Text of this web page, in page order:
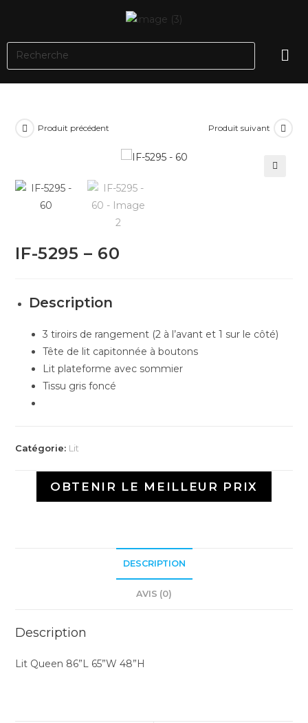
Produit précédent Produit suivant
IF-5295 – 60
Description
3 tiroirs de rangement (2 à l’avant et 1 sur le côté)
Tête de lit capitonnée à boutons
Lit plateforme avec sommier
Tissu gris foncé
Catégorie: Lit
OBTENIR LE MEILLEUR PRIX
DESCRIPTION
AVIS (0)
Description
Lit Queen 86”L 65”W 48”H